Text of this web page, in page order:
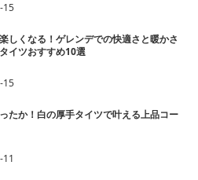
15
しくなる！ゲレンデでの快適さと暖かさ
イツおすすめ10選
15
たか！白の厚手タイツで叶える上品コー